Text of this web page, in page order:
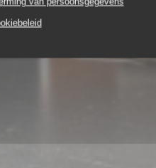
RESTAURANT